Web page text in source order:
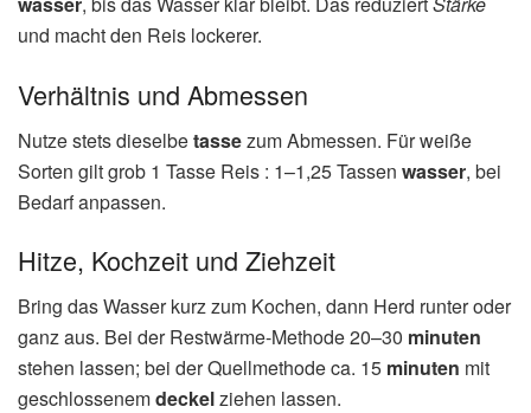
und macht den Reis lockerer.
Verhältnis und Abmessen
Nutze stets dieselbetassezum Abmessen. Für weiße
Sorten gilt grob 1 Tasse Reis : 1–1,25 Tassen wasser, bei
Bedarf anpassen.
Hitze, Kochzeit und Ziehzeit
Bring das Wasser kurz zum Kochen, dann Herd runter oder
ganz aus. Bei der Restwärme-Methode 20–30 minuten
stehen lassen; bei der Quellmethode ca. 15 minuten mit
geschlossenemdeckelziehen lassen.